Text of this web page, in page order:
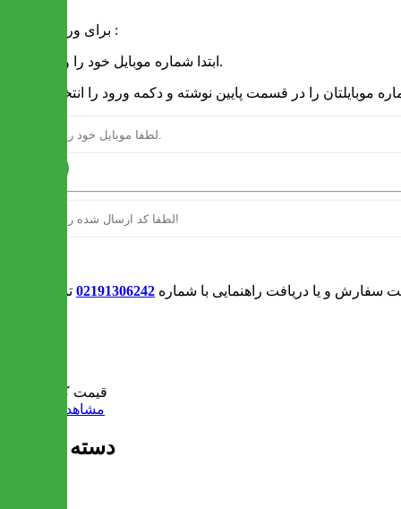
برای ورود به سایت :
1 - ابتدا شماره موبایل خود را وارد کنید.
سفارش و یا دریافت راهنمایی با شماره 02191306242 تماس بگیرید
قیمت کل:
مشاهده سبد خرید
دسته بندی ها